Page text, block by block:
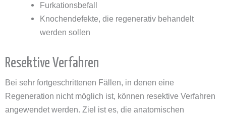
Furkationsbefall
Knochendefekte, die regenerativ behandelt
werden sollen
Resektive Verfahren
Bei sehr fortgeschrittenen Fällen, in denen eine
Regeneration nicht möglich ist, können resektive Verfahren
angewendet werden. Ziel ist es, die anatomischen